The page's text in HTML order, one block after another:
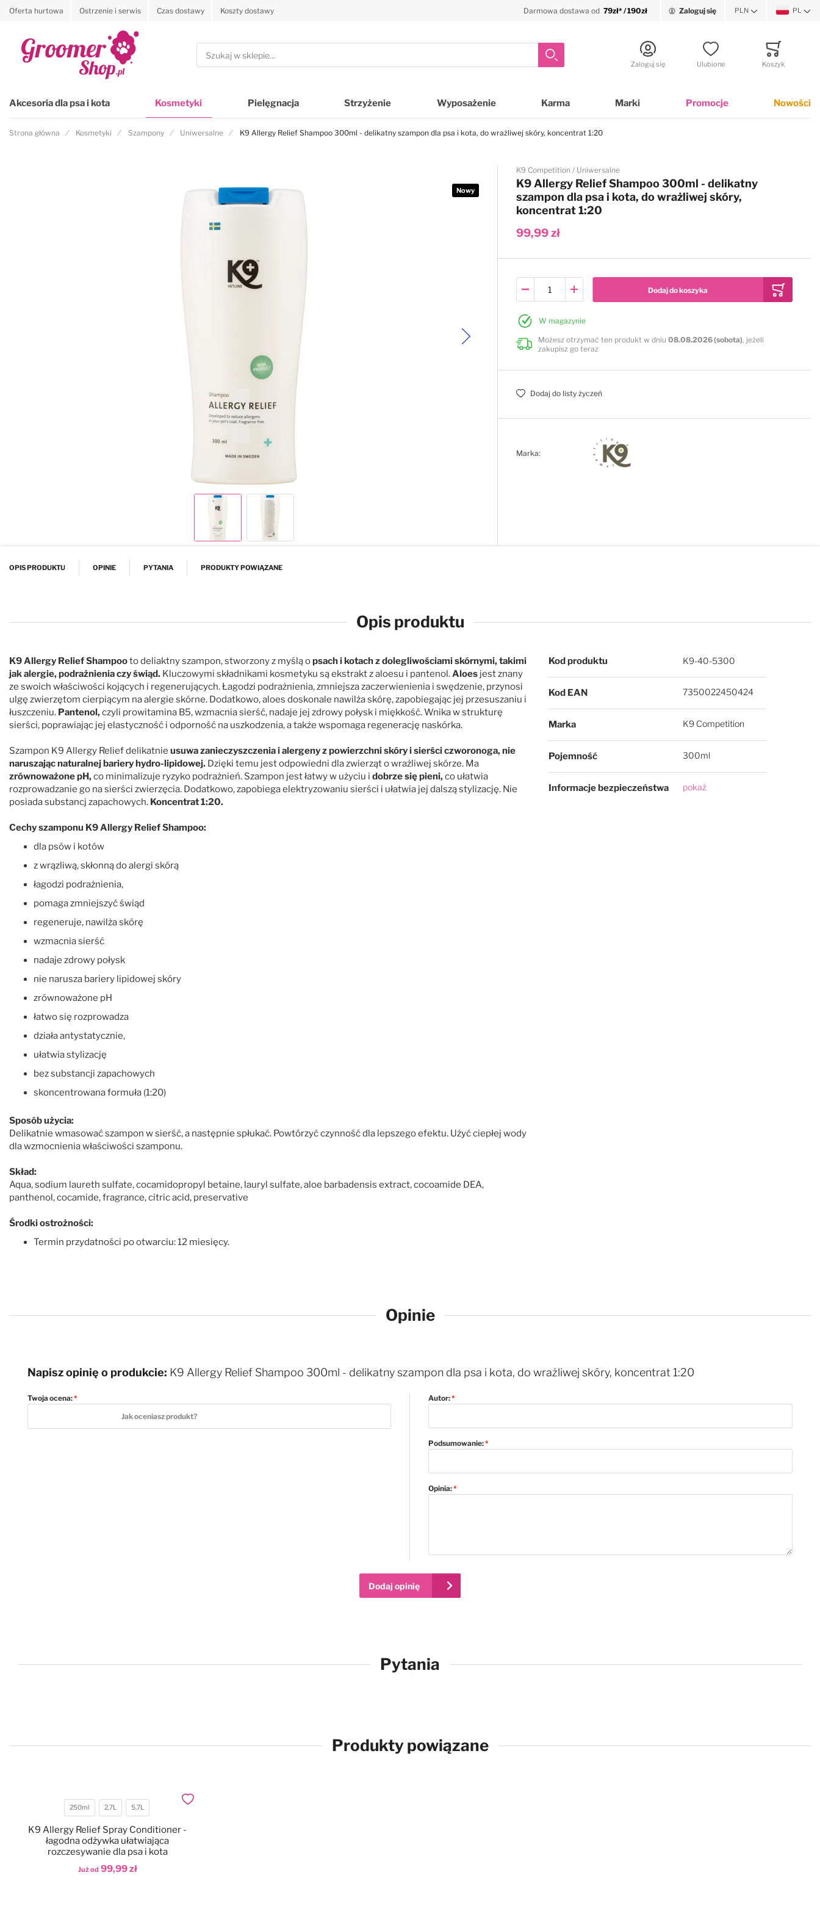
Oferta hurtowa Ostrzenie i serwis Czas dostawy Koszty dostawy Darmowa dostawa od 79zł* / 190zł Zaloguj sięWalutaPLN PL
Szukaj
Szukaj Zaloguj się Ulubione Koszyk
Akcesoria dla psa i kota Kosmetyki Pielęgnacja Strzyżenie Wyposażenie Karma Marki Promocje Nowości
Strona główna Kosmetyki Szampony Uniwersalne K9 Allergy Relief Shampoo 300ml - delikatny szampon dla psa i kota, do wrażliwej skóry, koncentrat 1:20
Nowy
K9 Competition Uniwersalne
K9 Allergy Relief Shampoo 300ml - delikatny
szampon dla psa i kota, do wrażliwej skóry,
koncentrat 1:20
99,99 zł
Dodaj do koszyka
W magazynie
Możesz otrzymać ten produkt w dniu 08.08.2026 (sobota), jeżeli
zakupisz go teraz
Dodaj do listy życzeń
Marka:
OPIS PRODUKTU OPINIE PYTANIA PRODUKTY POWIĄZANE
Opis produktu
K9 Allergy Relief Shampooto deliaktny szampon, stworzony z myślą opsach i kotach z dolegliwościami skórnymi, takimi
jak alergie, podrażnienia czy świąd. Kluczowymi składnikami kosmetyku są ekstrakt z aloesu i pantenol.Aloes jest znany
ze swoich właściwości kojących i regenerujących. Łagodzi podrażnienia, zmniejsza zaczerwienienia i swędzenie, przynosi
ulgę zwierzętom cierpiącym na alergie skórne. Dodatkowo, aloes doskonale nawilża skórę, zapobiegając jej przesuszaniu i
łuszczeniu. Pantenol,czyli prowitamina B5, wzmacnia sierść, nadaje jej zdrowy połysk i miękkość. Wnika w strukturę
sierści, poprawiając jej elastyczność i odporność na uszkodzenia, a także wspomaga regenerację naskórka.
Szampon K9 Allergy Relief delikatnie usuwa zanieczyszczenia i alergeny z powierzchni skóry i sierści czworonoga, nie
naruszając naturalnej bariery hydro-lipidowej. Dzięki temu jest odpowiedni dla zwierząt o wrażliwej skórze. Ma
zrównoważone pH,co minimalizuje ryzyko podrażnień. Szampon jest łatwy w użyciu i dobrze się pieni,co ułatwia
rozprowadzanie go na sierści zwierzęcia. Dodatkowo, zapobiega elektryzowaniu sierści i ułatwia jej dalszą stylizację. Nie
posiada substancj zapachowych. Koncentrat 1:20.
Cechy szamponu K9 Allergy Relief Shampoo:
dla psów i kotów
z wrązliwą, skłonną do alergi skórą
łagodzi podrażnienia,
pomaga zmniejszyć świąd
regeneruje, nawilża skórę
wzmacnia sierść
nadaje zdrowy połysk
nie narusza bariery lipidowej skóry
zrównoważone pH
łatwo się rozprowadza
działa antystatycznie,
ułatwia stylizację
bez substancji zapachowych
skoncentrowana formuła (1:20)
Sposób użycia:
Delikatnie wmasować szampon w sierść, a następnie spłukać. Powtórzyć czynność dla lepszego efektu. Użyć ciepłej wody
dla wzmocnienia właściwości szamponu.
Skład:
Aqua, sodium laureth sulfate, cocamidopropyl betaine, lauryl sulfate, aloe barbadensis extract, cocoamide DEA,
panthenol, cocamide, fragrance, citric acid, preservative
Środki ostrożności:
Termin przydatności po otwarciu: 12 miesięcy.
Więcej informacji
Kod produktu K9-40-5300
Kod EAN 7350022450424
Marka K9 Competition
Pojemność 300ml
Informacje bezpieczeństwa pokaż
Opinie
Napisz opinię o produkcie: K9 Allergy Relief Shampoo 300ml - delikatny szampon dla psa i kota, do wrażliwej skóry, koncentrat 1:20
Twoja ocena:
Jak oceniasz produkt?
5 stars
Autor:
Podsumowanie:
Opinia:
Dodaj opinię
Pytania
Produkty powiązane
Pojemność
250ml 2,7L 5,7L
Już od 99,99 zł
K9 Allergy Relief Spray Conditioner -
łagodna odżywka ułatwiająca
rozczesywanie dla psa i kota
Dodaj do ulubionych